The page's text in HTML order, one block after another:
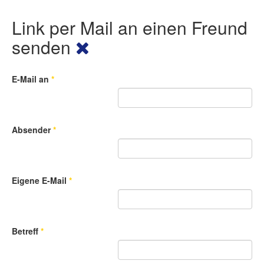
Link per Mail an einen Freund
senden
E-Mail an *
Absender*
Eigene E-Mail *
Betreff *